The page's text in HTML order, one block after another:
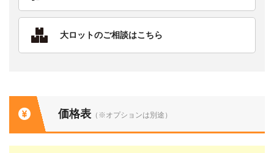
大ロットのご相談はこちら
価格表 （※オプションは別途）